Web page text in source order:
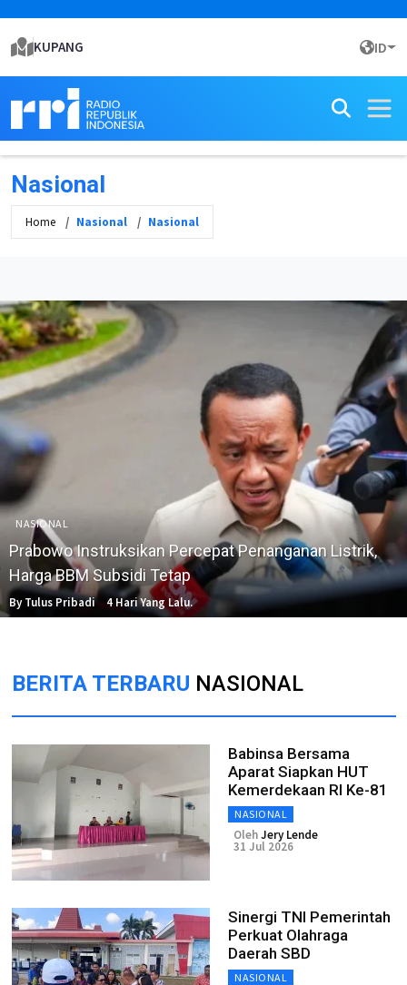
KUPANG ID
Nasional
Home Nasional Nasional
NASIONAL
Prabowo Instruksikan Percepat Penanganan Listrik,
Harga BBM Subsidi Tetap
By Tulus Pribadi 4 Hari Yang Lalu.
BERITA TERBARU NASIONAL
Babinsa Bersama
Aparat Siapkan HUT
Kemerdekaan RI Ke-81
NASIONAL
OlehJery Lende
31 Jul 2026
Sinergi TNI Pemerintah
Perkuat Olahraga
Daerah SBD
NASIONAL